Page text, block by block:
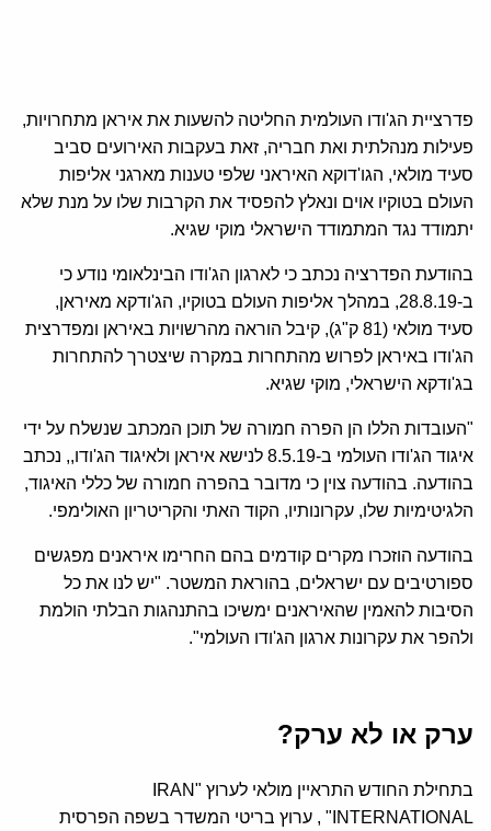
פדרציית הג'ודו העולמית החליטה להשעות את איראן מתחרויות,
פעילות מנהלתית ואת חבריה, זאת בעקבות האירועים סביב
סעיד מולאי, הגו'דוקא האיראני שלפי טענות מארגני אליפות
העולם בטוקיו אוים ונאלץ להפסיד את הקרבות שלו על מנת שלא
יתמודד נגד המתמודד הישראלי מוקי שגיא.
בהודעת הפדרציה נכתב כי לארגון הג'ודו הבינלאומי נודע כי
ב-28.8.19, במהלך אליפות העולם בטוקיו, הג'ודקא מאיראן,
סעיד מולאי (81 ק"ג), קיבל הוראה מהרשויות באיראן ומפדרצית
הג'ודו באיראן לפרוש מהתחרות במקרה שיצטרך להתחרות
בג'ודקא הישראלי, מוקי שגיא.
"העובדות הללו הן הפרה חמורה של תוכן המכתב שנשלח על ידי
איגוד הג'ודו העולמי ב-8.5.19 לנישא איראן ולאיגוד הג'ודו,, נכתב
בהודעה. בהודעה צוין כי מדובר בהפרה חמורה של כללי האיגוד,
הלגיטימיות שלו, עקרונותיו, הקוד האתי והקריטריון האולימפי.
בהודעה הוזכרו מקרים קודמים בהם החרימו איראנים מפגשים
ספורטיבים עם ישראלים, בהוראת המשטר. "יש לנו את כל
הסיבות להאמין שהאיראנים ימשיכו בהתנהגות הבלתי הולמת
ולהפר את עקרונות ארגון הג'ודו העולמי".
ערק או לא ערק?
בתחילת החודש התראיין מולאי לערוץ "IRAN
INTERNATIONAL" , ערוץ בריטי המשדר בשפה הפרסית